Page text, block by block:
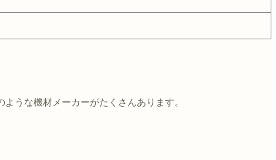
うな機材メーカーがたくさんあります。